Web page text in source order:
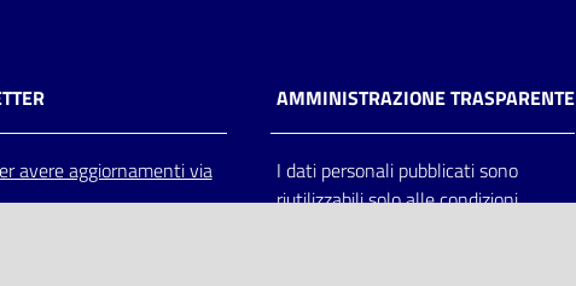
avere aggiornamenti via
AMMINISTRAZIONE TRASPARENTE
I dati personali pubblicati sono
riutilizzabili solo alle condizioni